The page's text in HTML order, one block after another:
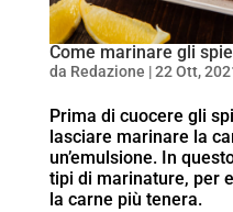
Come marinare gli
da Redazione |22 Ott,
Prima di cuocere gli
lasciare marinare la
un’emulsione. In
tipi di marinature, per
la carne più tenera.